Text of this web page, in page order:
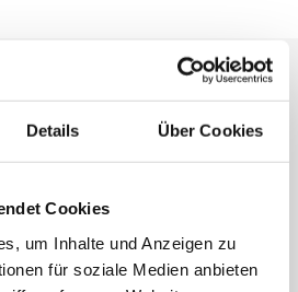
Details Über Cookies
Cookies
um Inhalte und Anzeigen zu
für soziale Medien anbieten